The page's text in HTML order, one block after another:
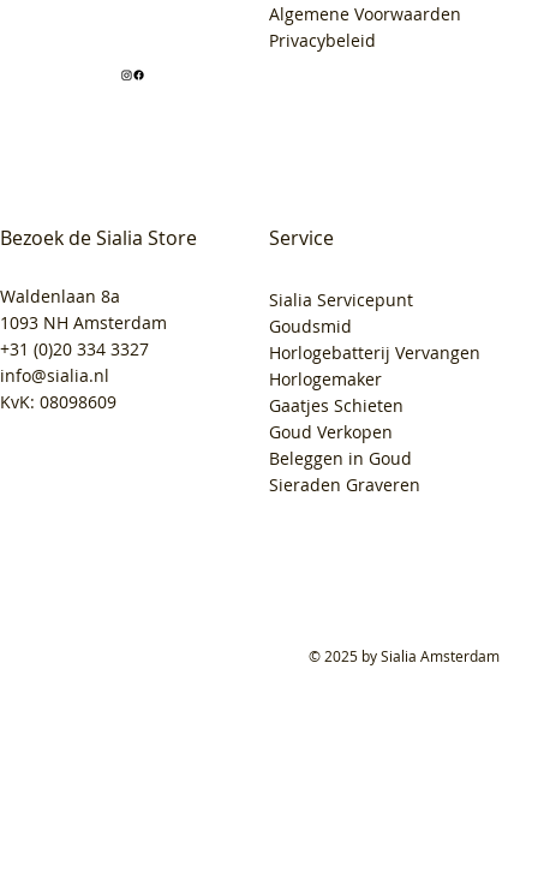
Bezoek de Sialia Store
Waldenlaan 8a
1093 NH Amsterdam
+31 (0)20 334 3327
info@sialia.nl
KvK: 08098609
Algemene Voorwaarden
Privacybeleid
Service
Sialia Servicepunt
Goudsmid
Horlogebatterij Vervangen
Horlogemaker
Gaatjes Schieten
Goud Verkopen
Beleggen in Goud
Sieraden Graveren
© 2025 by Sialia Amsterdam